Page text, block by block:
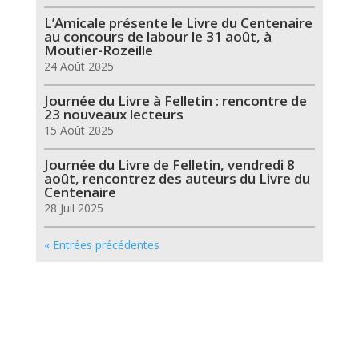
L’Amicale présente le Livre du Centenaire
au concours de labour le 31 août, à
Moutier-Rozeille
24 Août 2025
Journée du Livre à Felletin : rencontre de
23 nouveaux lecteurs
15 Août 2025
Journée du Livre de Felletin, vendredi 8
août, rencontrez des auteurs du Livre du
Centenaire
28 Juil 2025
« Entrées précédentes